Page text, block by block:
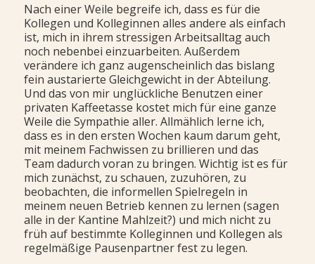
Nach einer Weile begreife ich, dass es für die
Kollegen und Kolleginnen alles andere als einfach
ist, mich in ihrem stressigen Arbeitsalltag auch
noch nebenbei einzuarbeiten. Außerdem
verändere ich ganz augenscheinlich das bislang
fein austarierte Gleichgewicht in der Abteilung.
Und das von mir unglückliche Benutzen einer
privaten Kaffeetasse kostet mich für eine ganze
Weile die Sympathie aller. Allmählich lerne ich,
dass es in den ersten Wochen kaum darum geht,
mit meinem Fachwissen zu brillieren und das
Team dadurch voran zu bringen. Wichtig ist es für
mich zunächst, zu schauen, zuzuhören, zu
beobachten, die informellen Spielregeln in
meinem neuen Betrieb kennen zu lernen (sagen
alle in der Kantine Mahlzeit?) und mich nicht zu
früh auf bestimmte Kolleginnen und Kollegen als
regelmäßige Pausenpartner fest zu legen.